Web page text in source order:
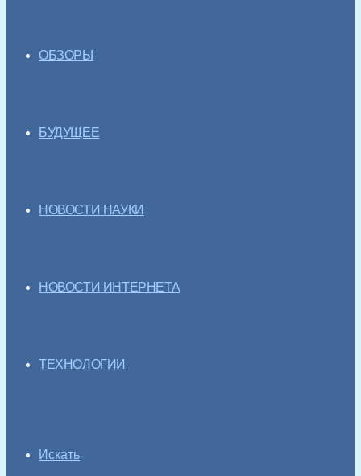
ОБЗОРЫ
БУДУЩЕЕ
НОВОСТИ НАУКИ
НОВОСТИ ИНТЕРНЕТА
ТЕХНОЛОГИИ
Искать